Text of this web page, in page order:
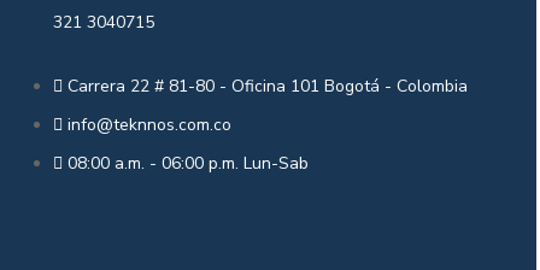
321 3040715
Carrera 22 # 81-80 - Oficina 101 Bogotá - Colombia
info@teknnos.com.co
08:00 a.m. - 06:00 p.m. Lun-Sab